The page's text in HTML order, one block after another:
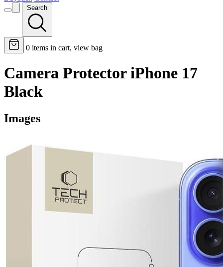
Search
0 items in cart, view bag
Camera Protector iPhone 17
Black
Images